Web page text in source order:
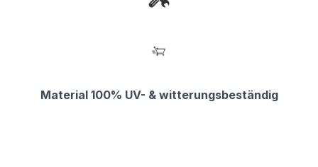
Material 100% UV- & witterungsbeständig